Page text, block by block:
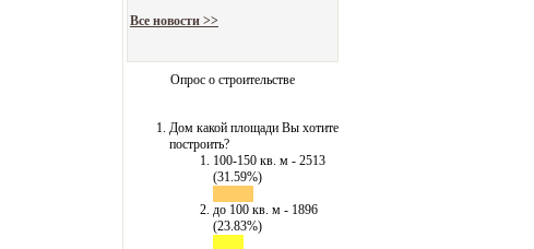
Все новости >>
Опрос о строительстве
Дом какой площади Вы хотите
построить?
100-150 кв. м - 2513
(31.59%)
до 100 кв. м - 1896
(23.83%)